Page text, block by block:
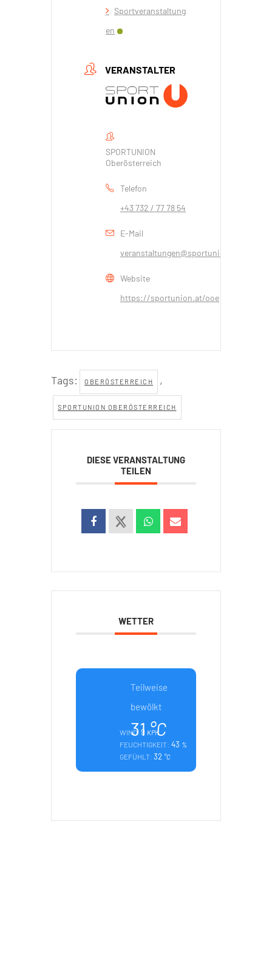
Sportveranstaltung
en
VERANSTALTER
SPORTUNION
Oberösterreich
Telefon
+43 732 / 77 78 54
E-Mail
veranstaltungen@sportunionooe.at
Website
https://sportunion.at/ooe
Tags: OBERÖSTERREICH ,
SPORTUNION OBERÖSTERREICH
DIESE VERANSTALTUNG
TEILEN
WETTER
Teilweise
bewölkt
31°C
WIND:9 KPH
FEUCHTIGKEIT: 43 %
GEFÜHLT:32 °C